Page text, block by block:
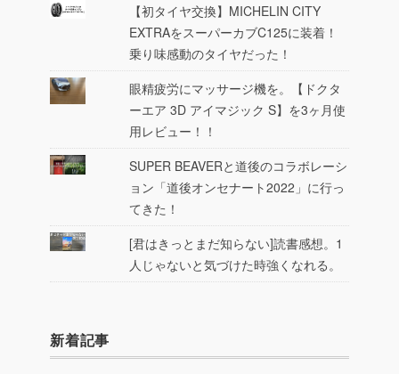
【初タイヤ交換】MICHELIN CITY
EXTRAをスーパーカブC125に装着！
乗り味感動のタイヤだった！
眼精疲労にマッサージ機を。【ドクタ
ーエア 3D アイマジック S】を3ヶ月使
用レビュー！！
SUPER BEAVERと道後のコラボレーシ
ョン「道後オンセナート2022」に行っ
てきた！
[君はきっとまだ知らない]読書感想。1
人じゃないと気づけた時強くなれる。
新着記事